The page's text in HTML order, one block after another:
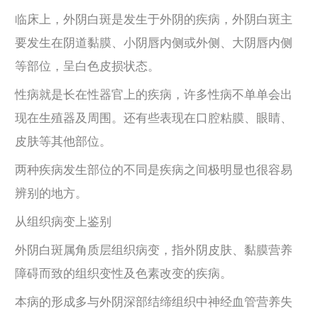
临床上，外阴白斑是发生于外阴的疾病，外阴白斑主
要发生在阴道黏膜、小阴唇内侧或外侧、大阴唇内侧
等部位，呈白色皮损状态。
性病就是长在性器官上的疾病，许多性病不单单会出
现在生殖器及周围。还有些表现在口腔粘膜、眼睛、
皮肤等其他部位。
两种疾病发生部位的不同是疾病之间极明显也很容易
辨别的地方。
从组织病变上鉴别
外阴白斑属角质层组织病变，指外阴皮肤、黏膜营养
障碍而致的组织变性及色素改变的疾病。
本病的形成多与外阴深部结缔组织中神经血管营养失